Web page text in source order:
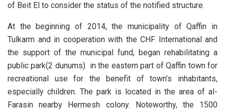
of Beit El to consider the status of the notified structure.
At the beginning of 2014, the municipality of Qaffin in
Tulkarm and in cooperation with the CHF International and
the support of the municipal fund, began rehabilitating a
public park(2 dunums) in the eastern part of Qaffin town for
recreational use for the benefit of town’s inhabitants,
especially children. The park is located in the area of al-
Farasin nearby Hermesh colony. Noteworthy, the 1500